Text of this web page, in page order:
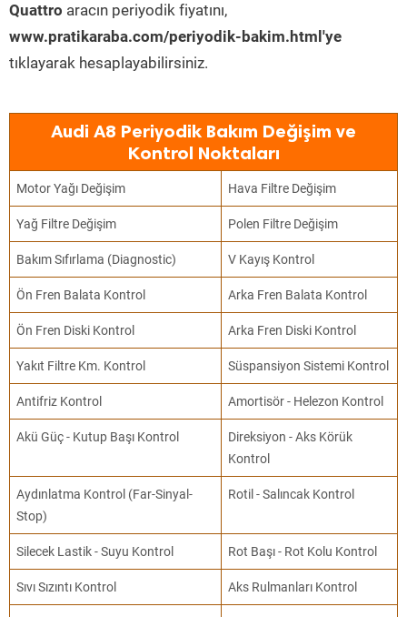
Quattro aracın periyodik fiyatını,
www.pratikaraba.com/periyodik-bakim.html'ye
tıklayarak hesaplayabilirsiniz.
Audi A8 Periyodik Bakım Değişim ve
Kontrol Noktaları
Motor Yağı Değişim Hava Filtre Değişim
Yağ Filtre Değişim Polen Filtre Değişim
Bakım Sıfırlama (Diagnostic) V Kayış Kontrol
Ön Fren Balata Kontrol Arka Fren Balata Kontrol
Ön Fren Diski Kontrol Arka Fren Diski Kontrol
Yakıt Filtre Km. Kontrol Süspansiyon Sistemi Kontrol
Antifriz Kontrol Amortisör - Helezon Kontrol
Akü Güç - Kutup Başı Kontrol
Direksiyon - Aks Körük
Kontrol
Aydınlatma Kontrol (Far-Sinyal-
Stop)
Rotil - Salıncak Kontrol
Silecek Lastik - Suyu Kontrol Rot Başı - Rot Kolu Kontrol
Sıvı Sızıntı Kontrol Aks Rulmanları Kontrol